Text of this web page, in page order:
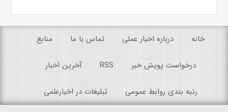
خانه درباره اخبار عملی تماس با ما منابع
درخواست پویش خبر RSS آخرین اخبار
رتبه بندی روابط عمومی تبلیغات در اخبارعلمی